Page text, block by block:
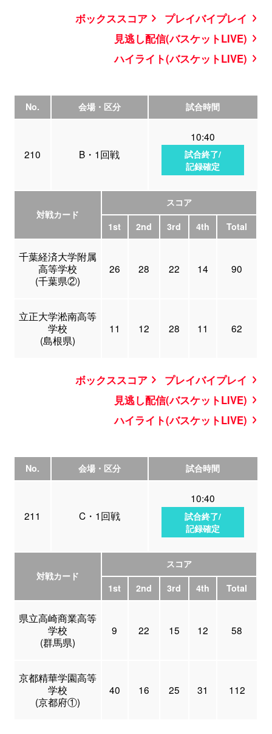
ボックススコア
プレイバイプレイ
見逃し配信(バスケットLIVE)
ハイライト(バスケットLIVE)
No. 会場・区分 試合時間
210 B・1回戦
10:40
試合終了/
記録確定
対戦カード
スコア
1st
2nd 3rd 4th Total
千葉経済大学附属
高等学校
(千葉県②)
26 28 22 14 90
立正大学淞南高等
学校
(島根県)
11 12 28 11 62
ボックススコア
プレイバイプレイ
見逃し配信(バスケットLIVE)
ハイライト(バスケットLIVE)
No. 会場・区分 試合時間
211 C・1回戦
10:40
試合終了/
記録確定
対戦カード
スコア
1st
2nd 3rd 4th Total
県立高崎商業高等
学校
(群馬県)
9 22 15 12 58
京都精華学園高等
学校
(京都府①)
40 16 25 31 112